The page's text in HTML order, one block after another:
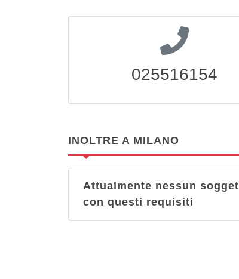
025516154
INOLTRE A MILANO
Attualmente nessun
con questi requisiti